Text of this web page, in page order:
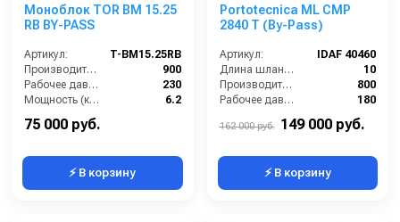
Моноблок TOR BM 15.25
RB BY-PASS
Артикул:
T-BM15.25RB
Производительность (л/ч):
900
Рабочее давление (бар):
230
Мощность (кВт):
6.2
Электропитание (В):
75 000 руб.
⚡ В корзину
Portotecnica ML CMP
2840 T (By-Pass)
Артикул:
IDAF 40460
Длина шланга ВД (м):
10
Производительность (л/ч):
800
Рабочее давление (бар):
180
162 000 руб. 149 000 руб.
⚡ В корзину